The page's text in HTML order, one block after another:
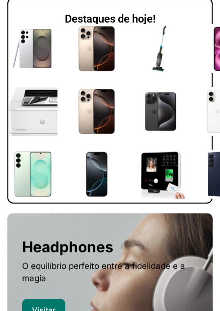
Destaques de hoje!
Headphones
O equilíbrio perfeito entre a fidelidade e a
magia